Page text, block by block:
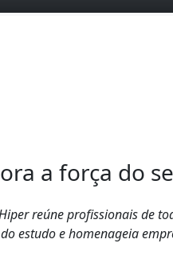
a força do
reúne profissionais de
estudo e homenageia